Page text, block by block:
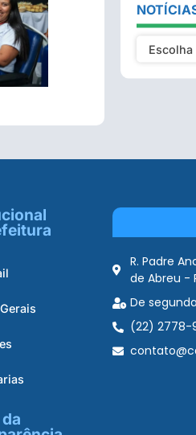
Escolha
R. Padre
de Abreu -
De
(22) 2778-